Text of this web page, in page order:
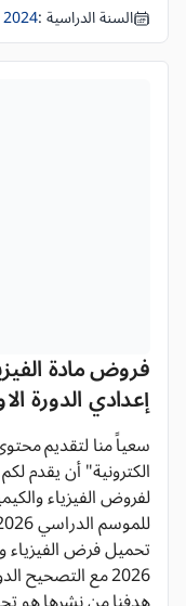
السنة الدراسية :2024
فروض مادة
إعدادي الدورة الاولى
سعياً منا لتقديم
الكترونية" أن يقدم
لفروض الفيزياء
للموسم الدراسي 2026 .
تحميل فرض الفيزياء
2026 مع التصحيح الدورة الاولى و الدورة الثانية,